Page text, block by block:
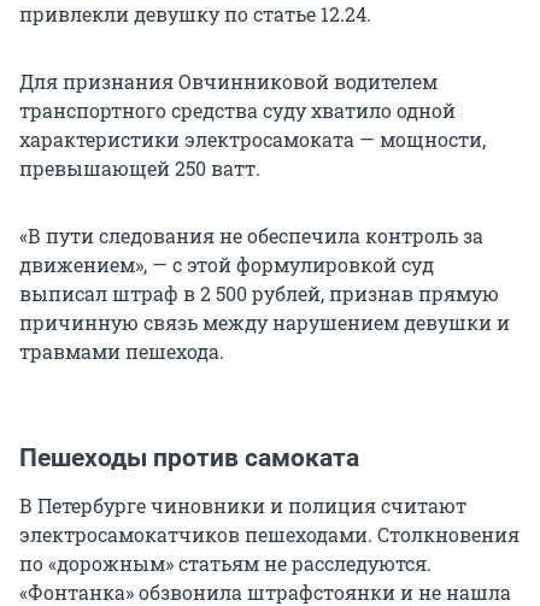
привлекли девушку по статье 12.24.
Для признания Овчинниковой водителем
транспортного средства суду хватило одной
характеристики электросамоката — мощности,
превышающей 250 ватт.
«В пути следования не обеспечила контроль за
движением», — с этой формулировкой суд
выписал штраф в 2 500 рублей, признав прямую
причинную связь между нарушением девушки и
травмами пешехода.
Пешеходы против самоката
В Петербурге чиновники и полиция считают
электросамокатчиков пешеходами. Столкновения
по «дорожным» статьям не расследуются.
«Фонтанка» обзвонила штрафстоянки и не нашла